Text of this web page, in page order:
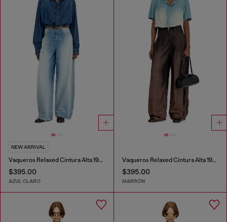
NEW ARRIVAL
Vaqueros Relaxed Cintura Alta 1987 D-Khelz
$395.00
AZUL CLARO
Vaqueros Relaxed Cintura Alta 1987 D-Khelz
$395.00
MARRÓN